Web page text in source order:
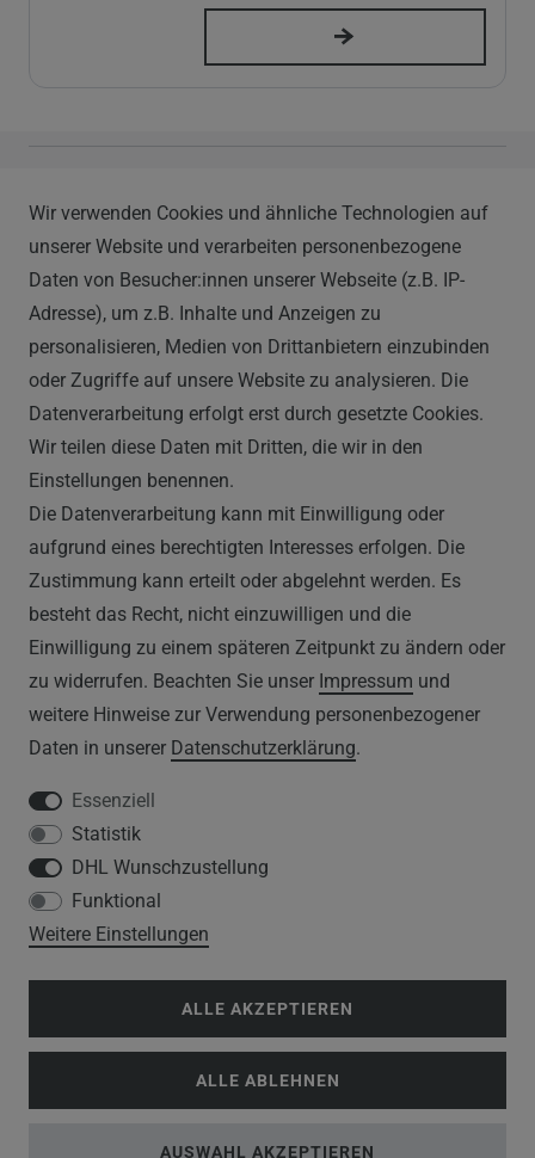
Im Hülsenfeld 9
40721 Hilden
0212 520-82 100
info@vapor-handel.de
Montag - Freitag, 09:00 - 16:00
RECHTLICHES
AGB
WIDERRUFSRECHT
IMPRESSUM
DATENSCHUTZERKLÄRUNG
HINWEISE ZUM ELEKTROGESETZ
SERVICE
WIDERRUFSFORMULAR
KUNDENINFORMATIONEN
Wir verwenden Cookies und ähnliche Technologien auf
unserer Website und verarbeiten personenbezogene
Daten von Besucher:innen unserer Webseite (z.B. IP-
Adresse), um z.B. Inhalte und Anzeigen zu
personalisieren, Medien von Drittanbietern einzubinden
oder Zugriffe auf unsere Website zu analysieren. Die
Datenverarbeitung erfolgt erst durch gesetzte Cookies.
Wir teilen diese Daten mit Dritten, die wir in den
Einstellungen benennen.
Die Datenverarbeitung kann mit Einwilligung oder
aufgrund eines berechtigten Interesses erfolgen. Die
Zustimmung kann erteilt oder abgelehnt werden. Es
besteht das Recht, nicht einzuwilligen und die
Einwilligung zu einem späteren Zeitpunkt zu ändern oder
zu widerrufen. Beachten Sie unser Impressum und
weitere Hinweise zur Verwendung personenbezogener
Daten in unserer Daten­schutz­erklärung.
Essenziell
Statistik
DHL Wunschzustellung
Funktional
Weitere Einstellungen
ALLE AKZEPTIEREN
ALLE ABLEHNEN
AUSWAHL AKZEPTIEREN